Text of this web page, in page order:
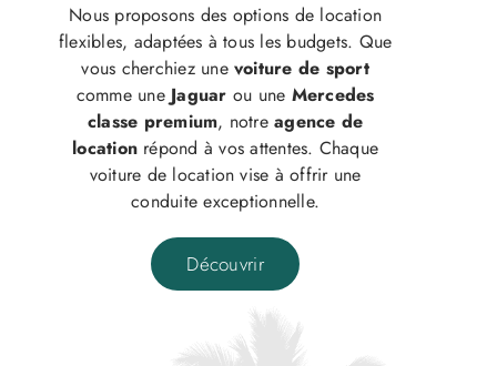
Nous proposons des options de location
flexibles, adaptées à tous les budgets. Que
vous cherchiez une voiture de sport
comme une Jaguar ou une Mercedes
classe premium, notreagence de
locationrépond à vos attentes. Chaque
voiture de location vise à offrir une
conduite exceptionnelle.
Découvrir